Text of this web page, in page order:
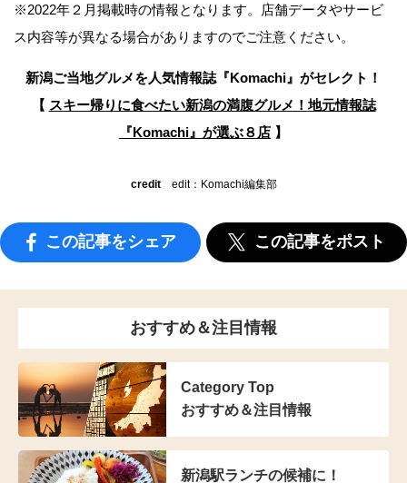
※2022年２月掲載時の情報となります。店舗データやサービ
ス内容等が異なる場合がありますのでご注意ください。
新潟ご当地グルメを人気情報誌 『Komachi』がセレクト！
【 スキー帰りに食べたい新潟の満腹グルメ！地元情報誌
『Komachi』が選ぶ８店 】
creditedit：Komachi編集部
この記事をシェア この記事をポスト
おすすめ＆注目情報
Category Top
おすすめ＆注目情報
新潟駅ランチの候補に！